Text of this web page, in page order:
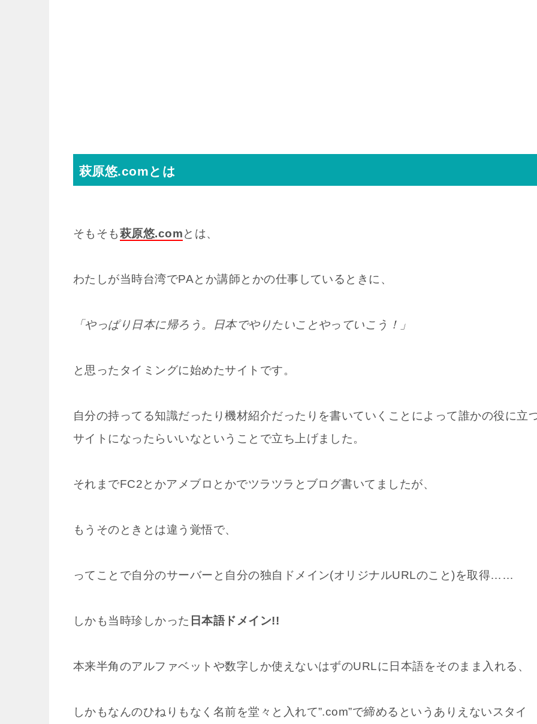
萩原悠.comとは
そもそも萩原悠.comとは、
わたしが当時台湾でPAとか講師とかの仕事しているときに、
「やっぱり日本に帰ろう。日本でやりたいことやっていこう！」
と思ったタイミングに始めたサイトです。
自分の持ってる知識だったり機材紹介だったりを書いていくことによって誰かの役に立
サイトになったらいいなということで立ち上げました。
それまでFC2とかアメブロとかでツラツラとブログ書いてましたが、
もうそのときとは違う覚悟で、
ってことで自分のサーバーと自分の独自ドメイン(オリジナルURLのこと)を取得……
しかも当時珍しかった 日本語ドメイン!!
本来半角のアルファベットや数字しか使えないはずのURLに日本語をそのまま入れる、
しかもなんのひねりもなく名前を堂々と入れて”.com”で締めるというありえないスタイ